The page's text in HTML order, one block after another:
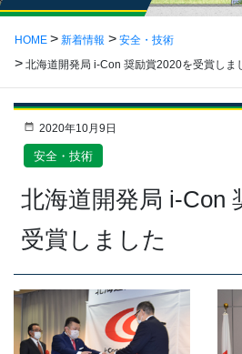
HOME 新着情報
安全・技術
北海道開発局 i-Con 奨励賞2020を受賞しま
2020年10月9日
安全・技術
北海道開発局 i-Con
受賞しました